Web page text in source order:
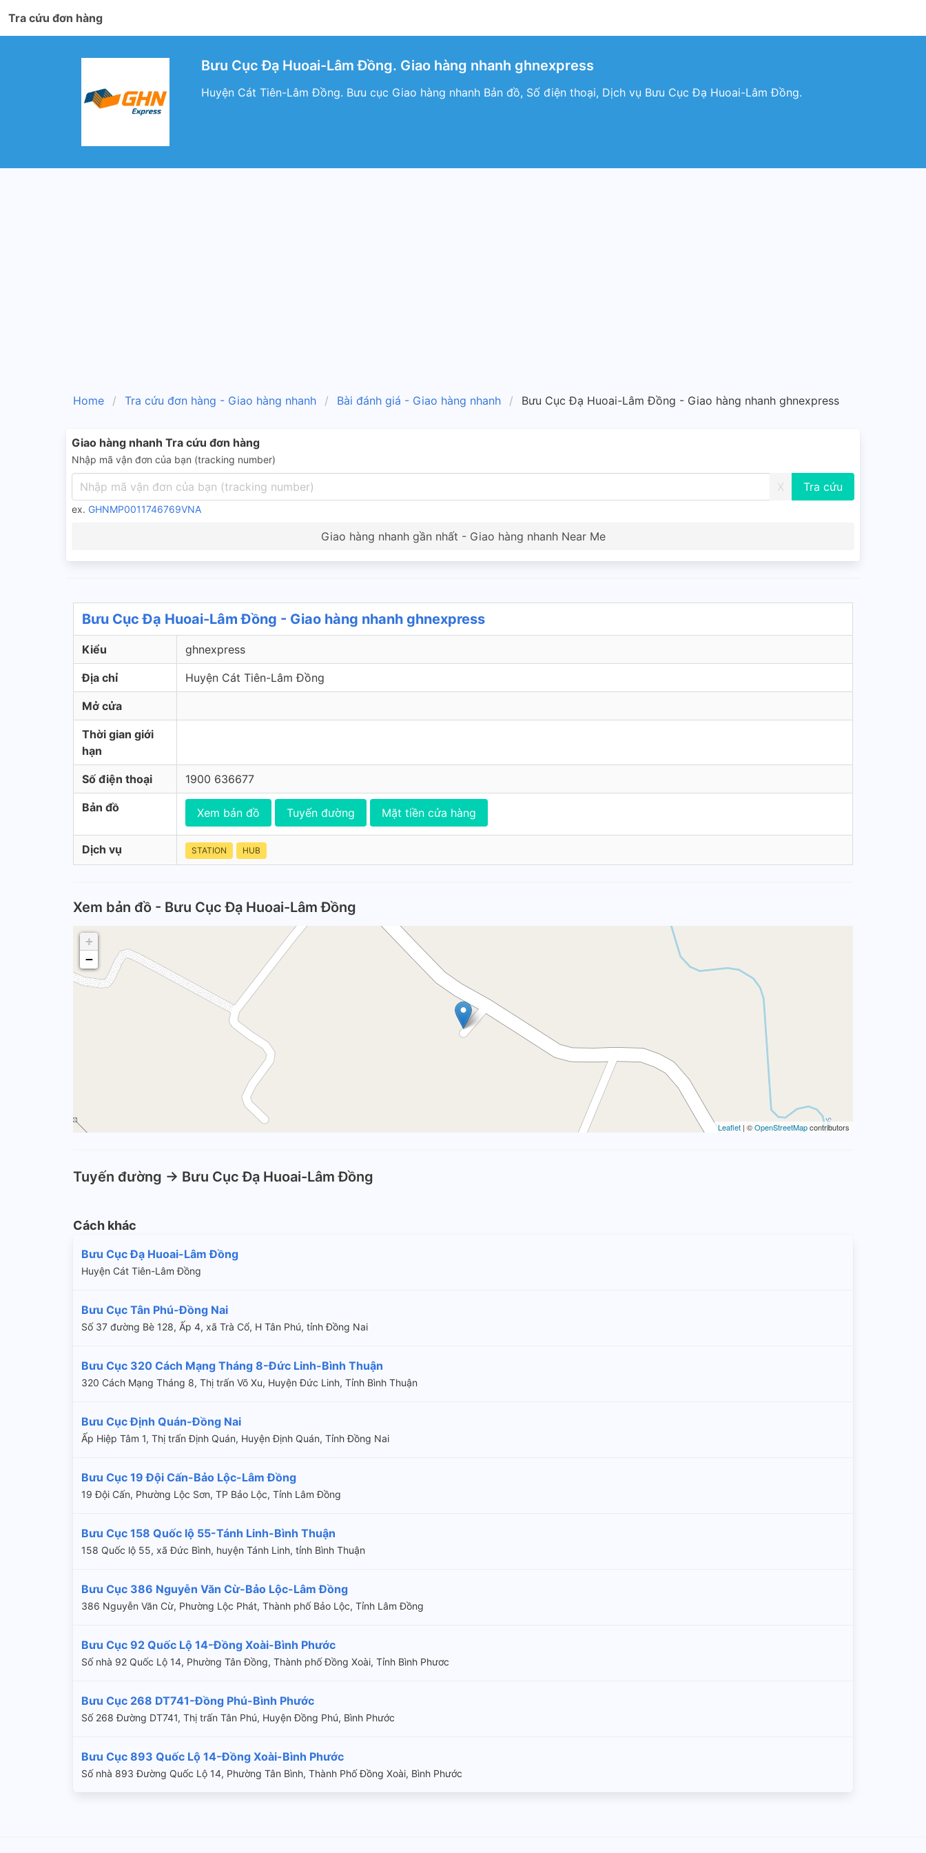
Tra cứu đơn hàng
Bưu Cục Đạ Huoai-Lâm Đồng. Giao hàng nhanh ghnexpress
Huyện Cát Tiên-Lâm Đồng. Bưu cục Giao hàng nhanh Bản đồ, Số điện thoại, Dịch vụ Bưu Cục Đạ Huoai-Lâm Đồng.
Home Tra cứu đơn hàng - Giao hàng nhanh Bài đánh giá - Giao hàng nhanh Bưu Cục Đạ Huoai-Lâm Đồng - Giao hàng nhanh ghnexpress
Giao hàng nhanh Tra cứu đơn hàng
Nhập mã vận đơn của bạn (tracking number)
X
ex. GHNMP0011746769VNA
Giao hàng nhanh gần nhất - Giao hàng nhanh Near Me
Bưu Cục Đạ Huoai-Lâm Đồng - Giao hàng nhanh ghnexpress
Kiểu ghnexpress
Địa chỉ Huyện Cát Tiên-Lâm Đồng
Mở cửa
Thời gian giới
hạn
Số điện thoại 1900 636677
Bản đồ Xem bản đồ Tuyến đường Mặt tiền cửa hàng
Dịch vụ STATION HUB
Xem bản đồ - Bưu Cục Đạ Huoai-Lâm Đồng
+
−
Leaflet | ©OpenStreetMapcontributors
Tuyến đường -> Bưu Cục Đạ Huoai-Lâm Đồng
Cách khác
Bưu Cục Đạ Huoai-Lâm Đồng
Huyện Cát Tiên-Lâm Đồng
Bưu Cục Tân Phú-Đồng Nai
Số 37 đường Bè 128, Ấp 4, xã Trà Cổ, H Tân Phú, tỉnh Đồng Nai
Bưu Cục 320 Cách Mạng Tháng 8-Đức Linh-Bình Thuận
320 Cách Mạng Tháng 8, Thị trấn Võ Xu, Huyện Đức Linh, Tỉnh Bình Thuận
Bưu Cục Định Quán-Đồng Nai
Ấp Hiệp Tâm 1, Thị trấn Định Quán, Huyện Định Quán, Tỉnh Đồng Nai
Bưu Cục 19 Đội Cấn-Bảo Lộc-Lâm Đồng
19 Đội Cấn, Phường Lộc Sơn, TP Bảo Lộc, Tỉnh Lâm Đồng
Bưu Cục 158 Quốc lộ 55-Tánh Linh-Bình Thuận
158 Quốc lộ 55, xã Đức Bình, huyện Tánh Linh, tỉnh Bình Thuận
Bưu Cục 386 Nguyễn Văn Cừ-Bảo Lộc-Lâm Đồng
386 Nguyễn Văn Cừ, Phường Lộc Phát, Thành phố Bảo Lộc, Tỉnh Lâm Đồng
Bưu Cục 92 Quốc Lộ 14-Đồng Xoài-Bình Phước
Số nhà 92 Quốc Lộ 14, Phường Tân Đồng, Thành phố Đồng Xoài, Tỉnh Bình Phươc
Bưu Cục 268 DT741-Đồng Phú-Bình Phước
Số 268 Đường DT741, Thị trấn Tân Phú, Huyện Đồng Phú, Bình Phước
Bưu Cục 893 Quốc Lộ 14-Đồng Xoài-Bình Phước
Số nhà 893 Đường Quốc Lộ 14, Phường Tân Bình, Thành Phố Đồng Xoài, Bình Phước